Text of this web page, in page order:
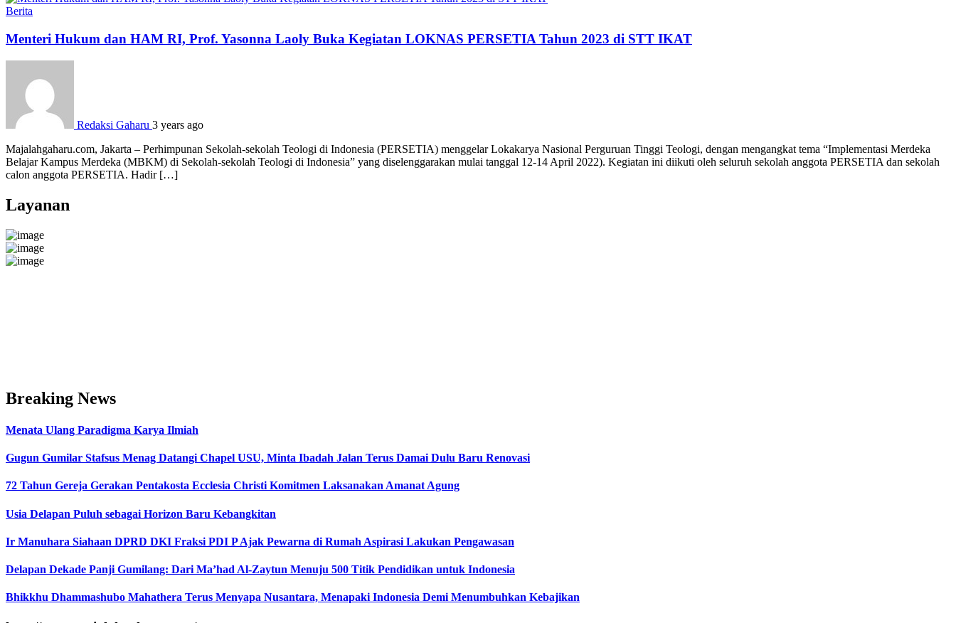
Berita
Menteri Hukum dan HAM RI, Prof. Yasonna Laoly Buka Kegiatan LOKNAS PERSETIA Tahun 2023 di STT IKAT
Redaksi Gaharu 3 years ago
Majalahgaharu.com, Jakarta – Perhimpunan Sekolah-sekolah Teologi di Indonesia (PERSETIA) menggelar Lokakarya Nasional Perguruan Tinggi Teologi, dengan mengangkat tema “Implementasi Merdeka
Belajar Kampus Merdeka (MBKM) di Sekolah-sekolah Teologi di Indonesia” yang diselenggarakan mulai tanggal 12-14 April 2022). Kegiatan ini diikuti oleh seluruh sekolah anggota PERSETIA dan sekolah
calon anggota PERSETIA. Hadir […]
Layanan
Breaking News
Menata Ulang Paradigma Karya Ilmiah
Gugun Gumilar Stafsus Menag Datangi Chapel USU, Minta Ibadah Jalan Terus Damai Dulu Baru Renovasi
72 Tahun Gereja Gerakan Pentakosta Ecclesia Christi Komitmen Laksanakan Amanat Agung
Usia Delapan Puluh sebagai Horizon Baru Kebangkitan
Ir Manuhara Siahaan DPRD DKI Fraksi PDI P Ajak Pewarna di Rumah Aspirasi Lakukan Pengawasan
Delapan Dekade Panji Gumilang: Dari Ma’had Al-Zaytun Menuju 500 Titik Pendidikan untuk Indonesia
Bhikkhu Dhammashubo Mahathera Terus Menyapa Nusantara, Menapaki Indonesia Demi Menumbuhkan Kebajikan